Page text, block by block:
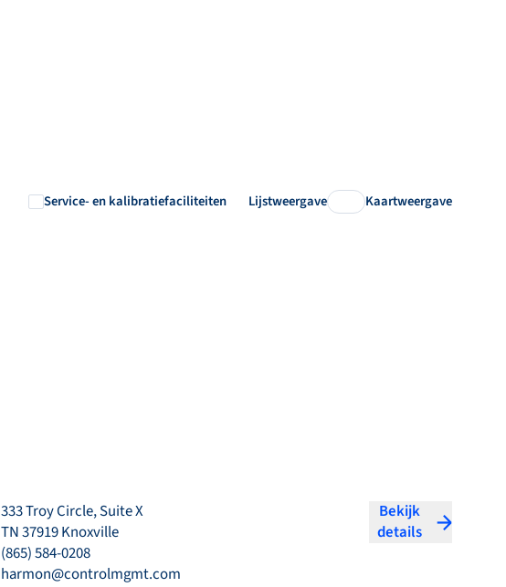
Service- en kalibratiefaciliteiten Lijstweergave Kaartweergave
333 Troy Circle, Suite X
TN 37919 Knoxville
(865) 584-0208
harmon@controlmgmt.com
Bekijk
details